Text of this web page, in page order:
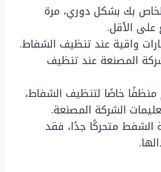
بك بشكل دوري، مرة
الأقل.
واقية عند تنظيف الشفاط.
المصنعة عند تنظيف
خاصًا لتنظيف الشفاط،
الشركة المصنعة.
الشفط متحركًا جدًا، فقد